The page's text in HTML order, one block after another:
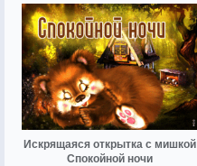
Искрящаяся открытка с мишкой
Спокойной ночи